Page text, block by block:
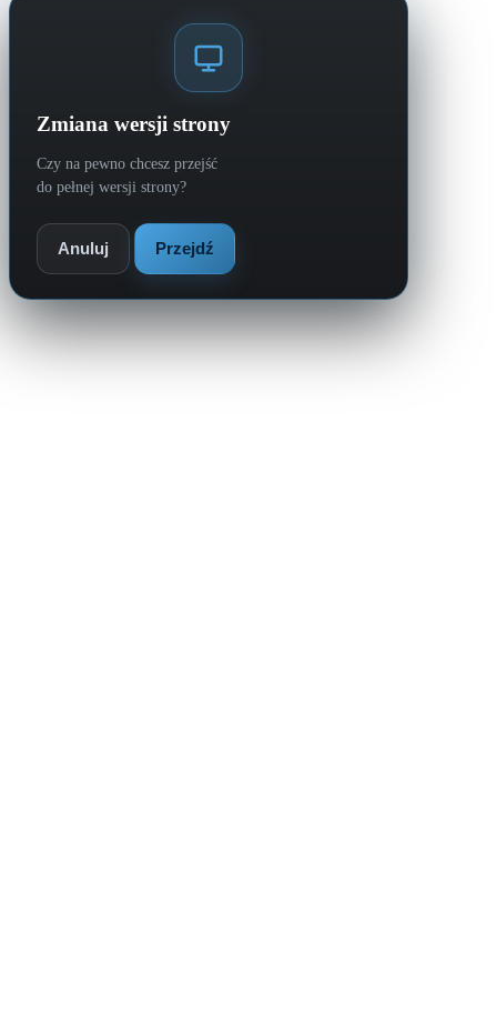
Zmiana wersji strony
Czy na pewno chcesz przejść
do pełnej wersji strony?
Anuluj Przejdź